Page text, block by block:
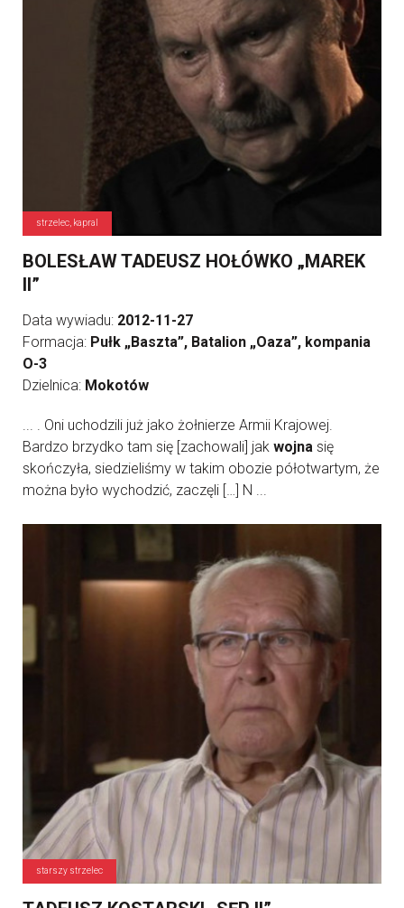
strzelec, kapral
BOLESŁAW TADEUSZ HOŁÓWKO „MAREK
II”
Data wywiadu: 2012-11-27
Formacja: Pułk „Baszta”, Batalion „Oaza”, kompania
O-3
Dzielnica: Mokotów
... . Oni uchodzili już jako żołnierze Armii Krajowej.
Bardzo brzydko tam się [zachowali] jak wojna się
skończyła, siedzieliśmy w takim obozie półotwartym, że
można było wychodzić, zaczęli […] N ...
starszy strzelec